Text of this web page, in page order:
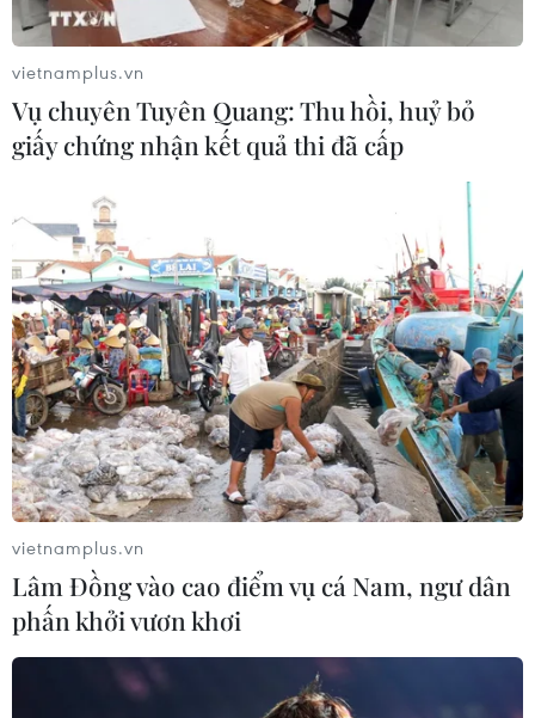
vietnamplus.vn
Vụ chuyên Tuyên Quang: Thu hồi, huỷ bỏ
giấy chứng nhận kết quả thi đã cấp
vietnamplus.vn
Lâm Đồng vào cao điểm vụ cá Nam, ngư dân
phấn khởi vươn khơi